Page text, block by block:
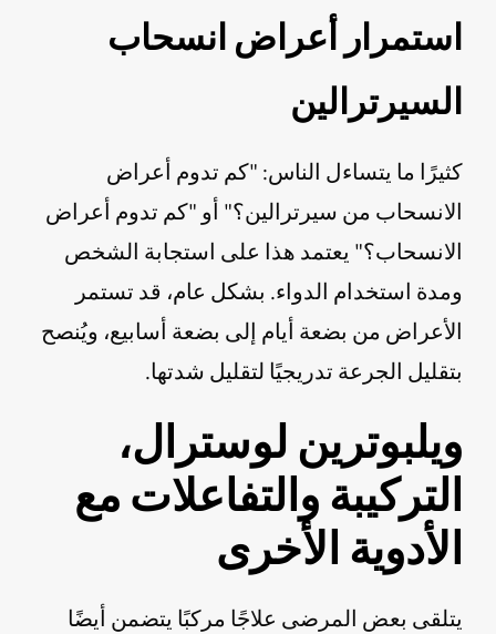
استمرار أعراض انسحاب
السيرترالين
كثيرًا ما يتساءل الناس: "كم تدوم أعراض
الانسحاب من سيرترالين؟" أو "كم تدوم أعراض
الانسحاب؟" يعتمد هذا على استجابة الشخص
ومدة استخدام الدواء. بشكل عام، قد تستمر
الأعراض من بضعة أيام إلى بضعة أسابيع، ويُنصح
بتقليل الجرعة تدريجيًا لتقليل شدتها.
ويلبوترين لوسترال،
التركيبة والتفاعلات مع
الأدوية الأخرى
يتلقى بعض المرضى علاجًا مركبًا يتضمن أيضًا